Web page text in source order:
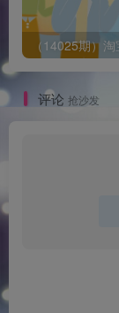
评论 抢沙发